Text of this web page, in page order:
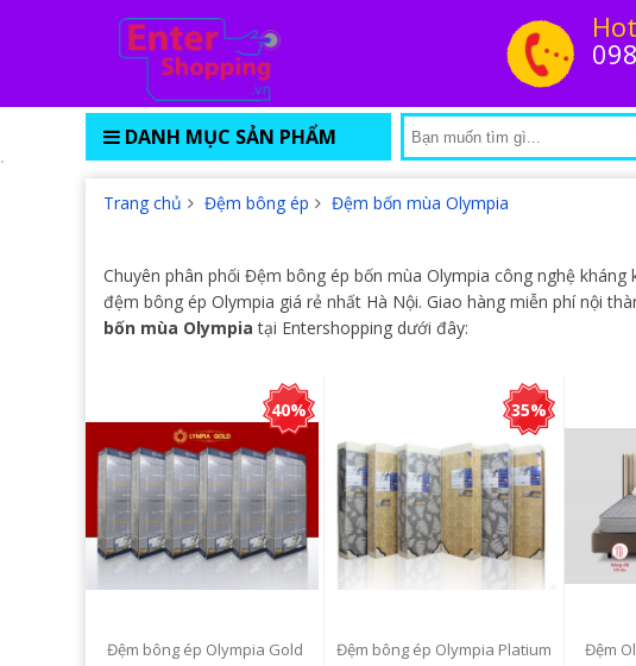
DANH MỤC SẢN PHẨM
Trang chủ Đệm bông ép Đệm bốn mùa Olympia
Chuyên phân phối Đệm bông ép bốn mùa Olympia công nghệ
đệm bông ép Olympia giá rẻ nhất Hà Nội. Giao hàng miễn phí nội
bốn mùa Olympia tại Entershopping dưới đây:
40%
Đệm bông ép Olympia Gold
35%
Đệm bông ép Olympia Platium Đệm